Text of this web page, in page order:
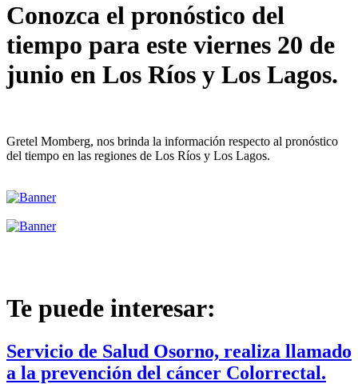
Conozca el pronóstico del
tiempo para este viernes 20 de
junio en Los Ríos y Los Lagos.
Gretel Momberg, nos brinda la información respecto al pronóstico
del tiempo en las regiones de Los Ríos y Los Lagos.
Te puede interesar:
Servicio de Salud Osorno, realiza llamado
a la prevención del cáncer Colorrectal.